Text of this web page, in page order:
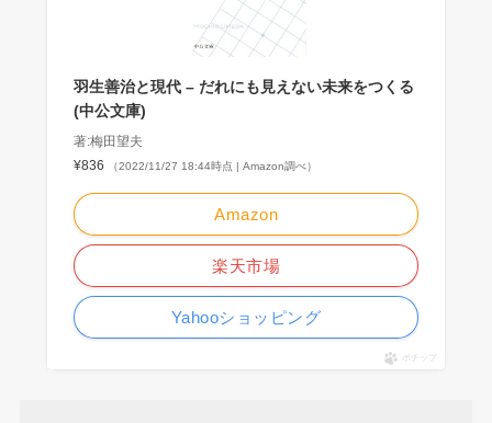
羽生善治と現代 – だれにも見えない未来をつくる
(中公文庫)
著:梅田望夫
¥836
（2022/11/27 18:44時点 | Amazon調べ）
Amazon
楽天市場
Yahooショッピング
ポチップ